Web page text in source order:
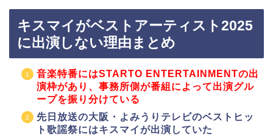
キスマイがベストアーティスト2025
に出演しない理由まとめ
音楽特番にはSTARTO ENTERTAINMENTの出
演枠があり、事務所側が番組によって出演グル
ープを振り分けている
先日放送の大阪・よみうりテレビのベストヒッ
ト歌謡祭にはキスマイが出演していた